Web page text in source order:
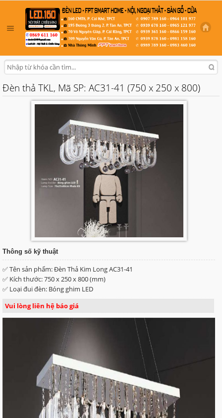
Đèn thả TKL, Mã SP: AC31-41 (750 x 250 x 800)
Thông số kỹ thuật
✅ Tên sản phẩm: Đèn Thả Kim Long AC31-41
✅ Kích thước: 750 x 250 x 800 (mm)
✅ Loại đui đèn: Bóng ghim LED
Vui lòng liên hệ báo giá